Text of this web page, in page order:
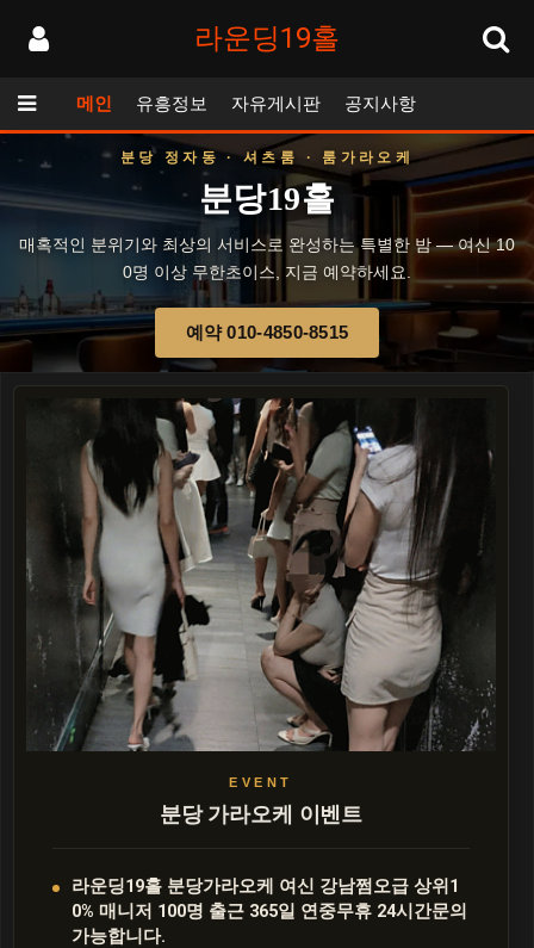
라운딩19홀
메인 유흥정보 자유게시판 공지사항
분당 정자동 · 셔츠룸 · 룸가라오케
분당19홀
매혹적인 분위기와 최상의 서비스로 완성하는 특별한 밤 — 여신 10
0명 이상 무한초이스, 지금 예약하세요.
예약 010-4850-8515
분당 가라오케 이벤트
라운딩19홀 분당가라오케 여신 강남쩜오급 상위1
0% 매니저 100명 출근 365일 연중무휴 24시간문의
가능합니다.